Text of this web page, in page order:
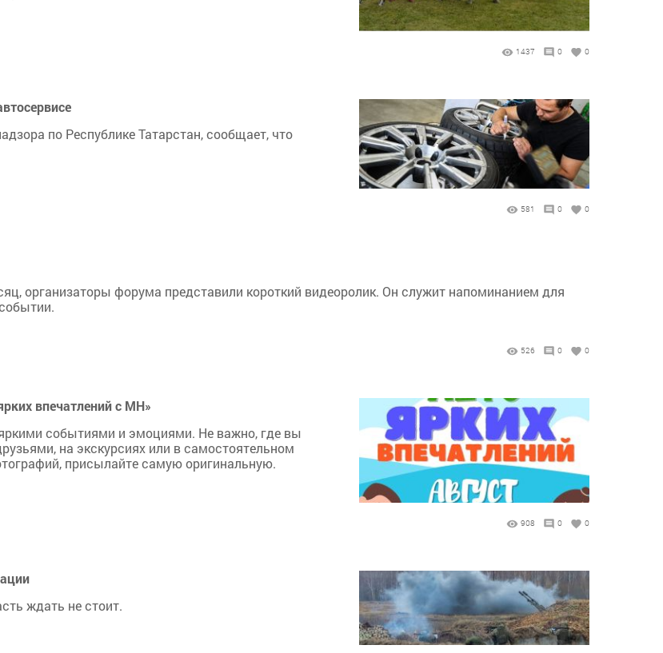
1437 0 0
по Республике Татарстан, сообщает, что
581 0 0
организаторы форума представили короткий видеоролик. Он служит напоминанием для
526 0 0
впечатлений с МН»
событиями и эмоциями. Не важно, где вы
на экскурсиях или в самостоятельном
присылайте самую оригинальную.
908 0 0
ждать не стоит.